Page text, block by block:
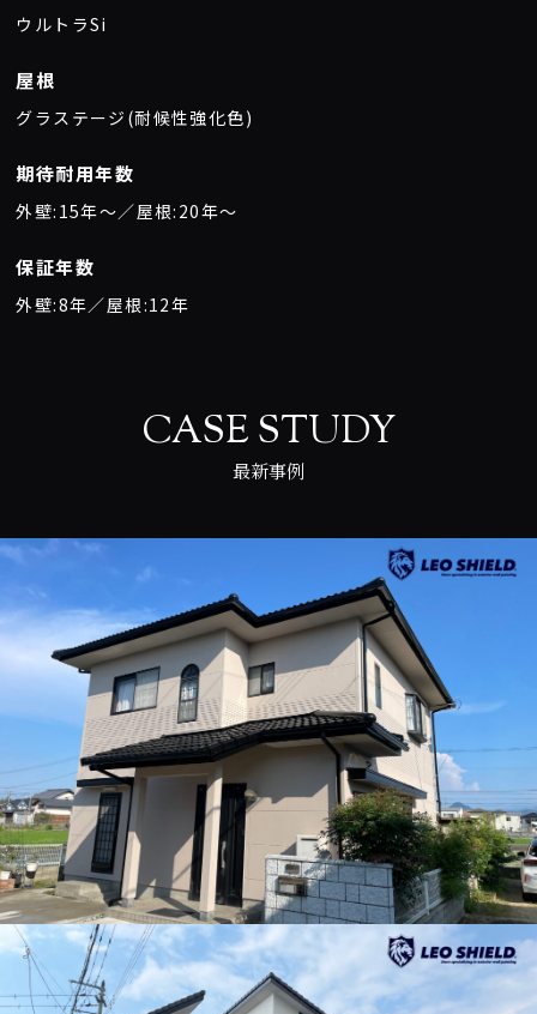
ウルトラSi
屋根
グラステージ(耐候性強化色)
期待耐用年数
外壁:15年〜／屋根:20年〜
保証年数
外壁:8年／屋根:12年
CASE STUDY
最新事例